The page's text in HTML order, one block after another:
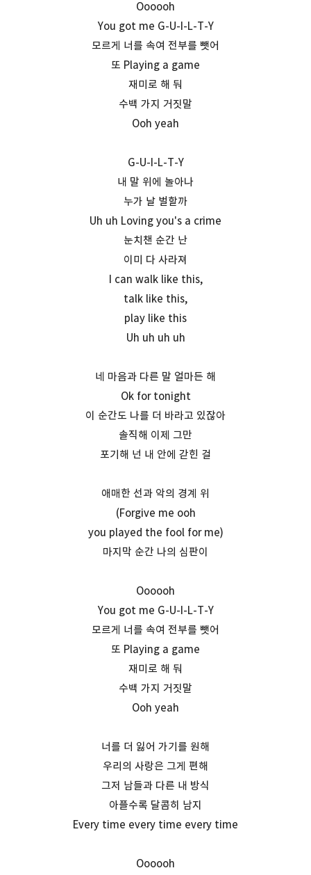
Oooooh
You got me G-U-I-L-T-Y
모르게 너를 속여 전부를 뺏어
또 Playing a game
재미로 해 둬
수백 가지 거짓말
Ooh yeah
G-U-I-L-T-Y
내 말 위에 놀아나
누가 날 벌할까
Uh uh Loving you's a crime
눈치챈 순간 난
이미 다 사라져
I can walk like this,
talk like this,
play like this
Uh uh uh uh
네 마음과 다른 말 얼마든 해
Ok for tonight
이 순간도 나를 더 바라고 있잖아
솔직해 이제 그만
포기해 넌 내 안에 갇힌 걸
애매한 선과 악의 경계 위
(Forgive me ooh
you played the fool for me)
마지막 순간 나의 심판이
Oooooh
You got me G-U-I-L-T-Y
모르게 너를 속여 전부를 뺏어
또 Playing a game
재미로 해 둬
수백 가지 거짓말
Ooh yeah
너를 더 잃어 가기를 원해
우리의 사랑은 그게 편해
그저 남들과 다른 내 방식
아플수록 달콤히 남지
Every time every time every time
Oooooh